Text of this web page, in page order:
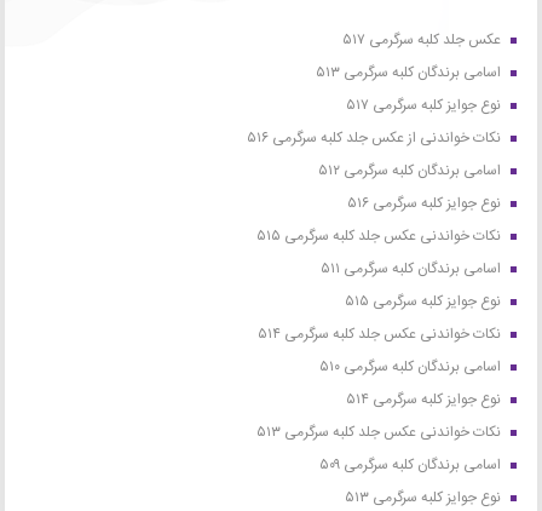
عکس جلد کلبه سرگرمی ۵۱۷
اسامی برندگان کلبه سرگرمی ۵۱۳
نوع جوایز کلبه سرگرمی ۵۱۷
نکات خواندنی از عکس جلد کلبه سرگرمی ۵۱۶
اسامی برندگان کلبه سرگرمی ۵۱۲
نوع جوایز کلبه سرگرمی ۵۱۶
نکات خواندنی عکس جلد کلبه سرگرمی ۵۱۵
اسامی برندگان کلبه سرگرمی ۵۱۱
نوع جوایز کلبه سرگرمی ۵۱۵
نکات خواندنی عکس جلد کلبه سرگرمی ۵۱۴
اسامی برندگان کلبه سرگرمی ۵۱۰
نوع جوایز کلبه سرگرمی ۵۱۴
نکات خواندنی عکس جلد کلبه سرگرمی ۵۱۳
اسامی برندگان کلبه سرگرمی ۵۰۹
نوع جوایز کلبه سرگرمی ۵۱۳